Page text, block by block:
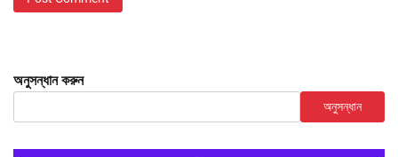
অনুসন্ধান করুন
অনুসন্ধান